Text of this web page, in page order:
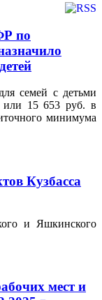
по
семей с детьми
или 15 653 руб. в
минимума
Кузбасса
и Яшкинского
мест и